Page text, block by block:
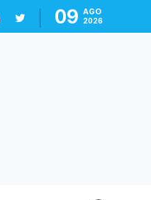
09 AGO
2026